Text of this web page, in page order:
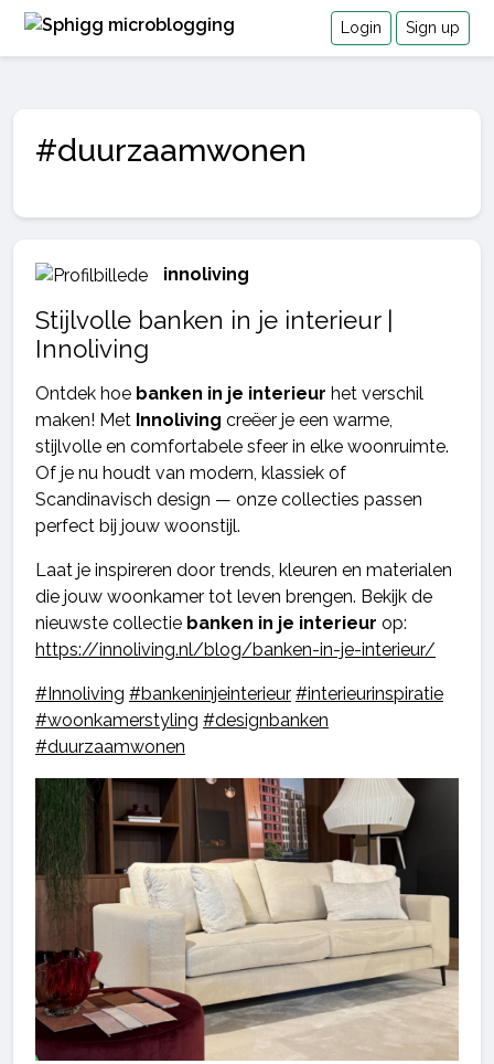
Login Sign up
#duurzaamwonen
innoliving
Stijlvolle banken in je interieur |
Innoliving
Ontdek hoe banken in je interieur het verschil
maken! Met Innoliving creëer je een warme,
stijlvolle en comfortabele sfeer in elke woonruimte.
Of je nu houdt van modern, klassiek of
Scandinavisch design — onze collecties passen
perfect bij jouw woonstijl.
Laat je inspireren door trends, kleuren en materialen
die jouw woonkamer tot leven brengen. Bekijk de
nieuwste collectie banken in je interieur op:
https://innoliving.nl/blog/banken-in-je-interieur/
#Innoliving #bankeninjeinterieur #interieurinspiratie
#woonkamerstyling #designbanken
#duurzaamwonen